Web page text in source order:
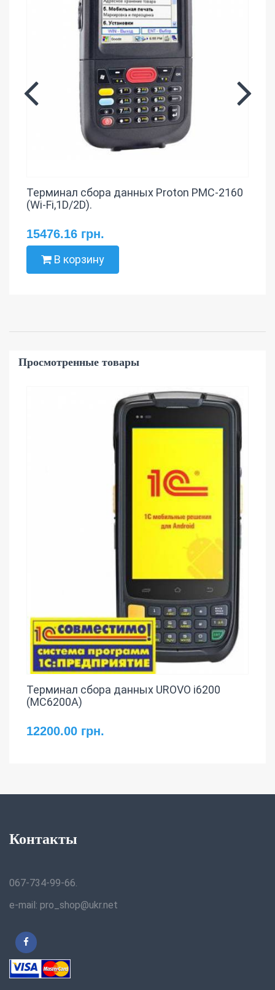
Терминал сбора данных Proton PMC-2160
(Wi-Fi,1D/2D).
15476.16 грн.
В корзину
Просмотренные товары
Терминал сбора данных UROVO i6200
(MC6200A)
12200.00 грн.
Контакты
067-734-99-66.
e-mail: pro_shop@ukr.net